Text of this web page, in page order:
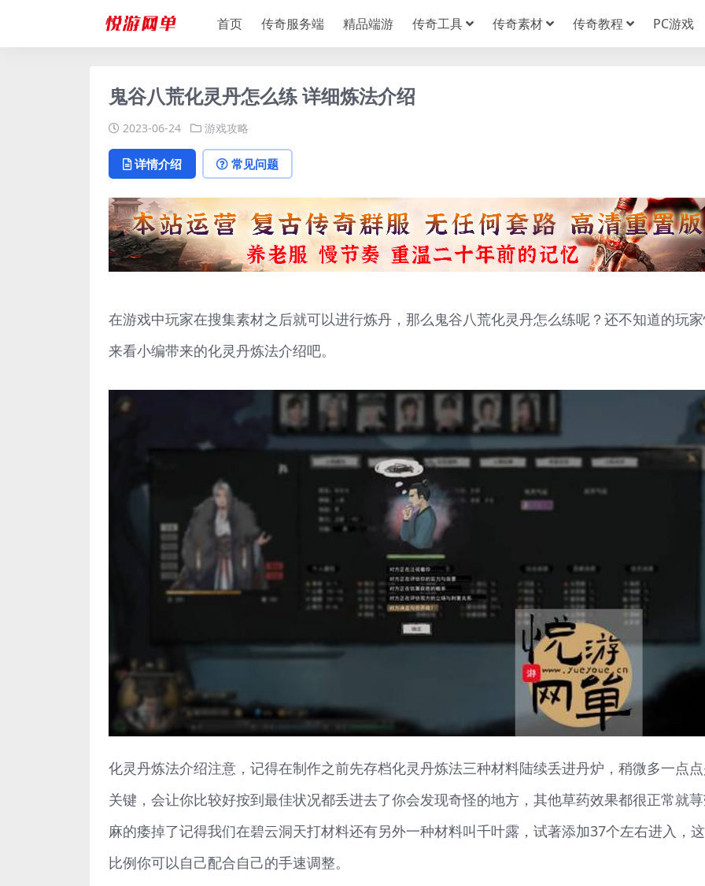
首页 传奇服务端 精品端游 传奇工具 传奇素材 传奇教程 PC游戏
鬼谷八荒化灵丹怎么练 详细炼法介绍
2023-06-24 游戏攻略
详情介绍 常见问题
在游戏中玩家在搜集素材之后就可以进行炼丹，那么鬼谷八荒化灵丹怎么练呢？还不知道的玩
来看小编带来的化灵丹炼法介绍吧。
化灵丹炼法介绍注意，记得在制作之前先存档化灵丹炼法三种材料陆续丢进丹炉，稍微多一点
关键，会让你比较好按到最佳状况都丢进去了你会发现奇怪的地方，其他草药效果都很正常就
麻的痿掉了记得我们在碧云洞天打材料还有另外一种材料叫千叶露，试著添加37个左右进入，
比例你可以自己配合自己的手速调整。